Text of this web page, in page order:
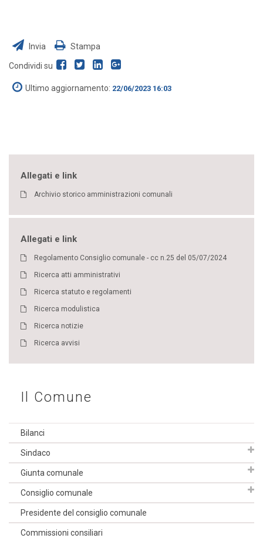
Invia Stampa
Condividi su
Ultimo aggiornamento: 22/06/2023 16:03
Allegati e link
Archivio storico amministrazioni comunali
Allegati e link
Regolamento Consiglio comunale - cc n.25 del 05/07/2024
Ricerca atti amministrativi
Ricerca statuto e regolamenti
Ricerca modulistica
Ricerca notizie
Ricerca avvisi
Il Comune
Bilanci
Sindaco
Giunta comunale
Consiglio comunale
Presidente del consiglio comunale
Commissioni consiliari